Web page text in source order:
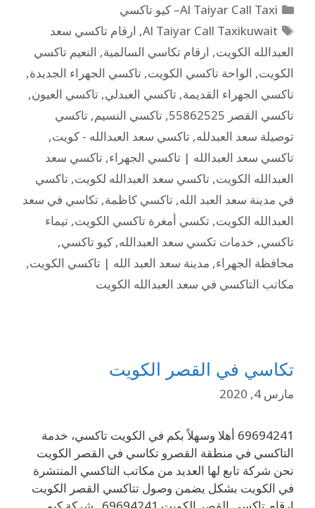
Al Taiyar Call Taxi– كيو تاكسي
Al Taiyar Call Taxikuwait
, ارقام تاكسي سعد
العبدالله الكويت, ارقام تكاسي السالمية, النعيم تاكسي
الكويت, الواحة تاكسي الكويت, تاكسي الجهراء الجديدة,
تاكسي الجهراء القديمة, تاكسي العبدلي, تاكسي العيون,
تاكسي القصر 55862525
, تاكسي النسيم, تاكسي
توصيلة سعد العبدلله, تاكسي سعد العبدالله - كويت,
تاكسي سعد العبدالله | تاكسي الجهراء, تاكسي سعد
العبدالله الكويت, تاكسي سعد العبدالله لكويت, تاكسي
في مدينة سعد العبد الله, تاكسي كاظمة, تكاسي في سعد
العبدالله الكويت, تكسي أمغرة تاكسي الكويت, تيماء
تاكسي, خدمات تكسي سعد العبدالله, كيو تاكسي,
محافظة الجهراء, مدينة سعد العبد الله | تاكسي الكويت,
مكاتب التاكسي في سعد العبدالله الكويت
تكاسي في القصر الكويت
مارس 4, 2020
69694241 أهلا وسهلاً بكم في الكويت تاكسي، خدمة
التاكسي في منطقة القصرو تكاسي في القصر الكويت
نحن شركة تابع لها العديد من مكاتب التاكسي المنتشرة
في الكويت بشكل يضمن وصول تتاكسي القصر الكويت